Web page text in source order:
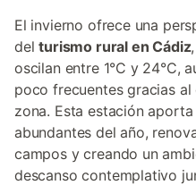
El invierno ofrece una
delturismo rural en Cádiz
oscilan entre 1°C y 24°C,
poco frecuentes gracias
zona. Esta estación
abundantes del año,
campos y creando un
descanso contemplativo